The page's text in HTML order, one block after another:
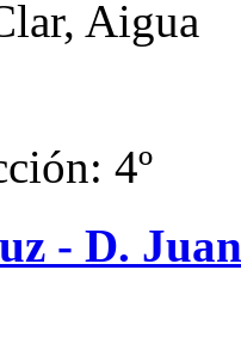
Aigua
4º
- D.